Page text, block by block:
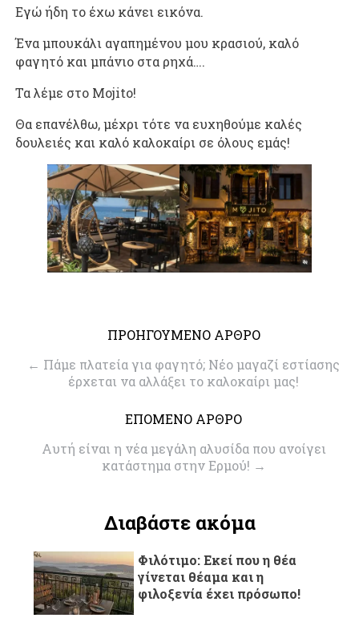
Εγώ ήδη το έχω κάνει εικόνα.
Ένα μπουκάλι αγαπημένου μου κρασιού, καλό
φαγητό και μπάνιο στα ρηχά….
Τα λέμε στο Mojito!
Θα επανέλθω, μέχρι τότε να ευχηθούμε καλές
δουλειές και καλό καλοκαίρι σε όλους εμάς!
ΠΡΟΗΓΟΥΜΕΝΟ ΑΡΘΡΟ
← Πάμε πλατεία για φαγητό; Νέο μαγαζί εστίασης
έρχεται να αλλάξει το καλοκαίρι μας!
ΕΠΟΜΕΝΟ ΑΡΘΡΟ
Aυτή είναι η νέα μεγάλη αλυσίδα που ανοίγει
κατάστημα στην Ερμού! →
Διαβάστε ακόμα
Φιλότιμο: Εκεί που η θέα
γίνεται θέαμα και η
φιλοξενία έχει πρόσωπο!